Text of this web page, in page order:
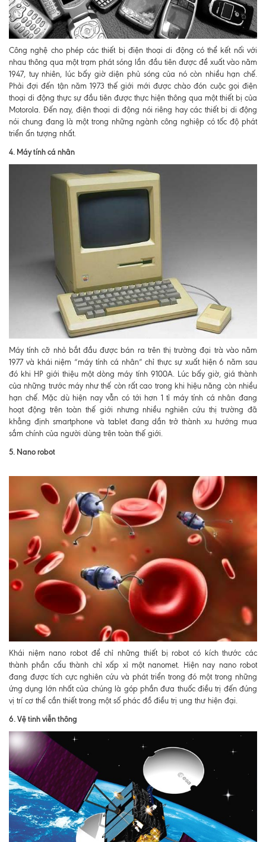
Công nghệ cho phép các thiết bị điện thoại di động có thể kết nối với
nhau thông qua một trạm phát sóng lần đầu tiên được đề xuất vào năm
1947, tuy nhiên, lúc bấy giờ diện phủ sóng của nó còn nhiều hạn chế.
Phải đợi đến tận năm 1973 thế giới mới được chào đón cuộc gọi điện
thoại di động thực sự đầu tiên được thực hiện thông qua một thiết bị của
Motorola. Đến nay, điện thoại di động nói riêng hay các thiết bị di động
nói chung đang là một trong những ngành công nghiệp có tốc độ phát
triển ấn tượng nhất.
4. Máy tính cá nhân
Máy tính cỡ nhỏ bắt đầu được bán ra trên thị trường đại trà vào năm
1977 và khái niệm “máy tính cá nhân” chỉ thực sự xuất hiện 6 năm sau
đó khi HP giới thiệu một dòng máy tính 9100A. Lúc bấy giờ, giá thành
của những trước máy như thế còn rất cao trong khi hiệu năng còn nhiều
hạn chế. Mặc dù hiện nay vẫn có tới hơn 1 tỉ máy tính cá nhân đang
hoạt động trên toàn thế giới nhưng nhiều nghiên cứu thị trường đã
khẳng định smartphone và tablet đang dần trở thành xu hướng mua
sắm chính của người dùng trên toàn thế giới.
5. Nano robot
Khái niệm nano robot để chỉ những thiết bị robot có kích thước các
thành phần cấu thành chỉ xấp xỉ một nanomet. Hiện nay nano robot
đang được tích cực nghiên cứu và phát triển trong đó một trong những
ứng dụng lớn nhất của chúng là góp phần đưa thuốc điều trị đến đúng
vị trí cơ thể cần thiết trong một số phác đồ điều trị ung thư hiện đại.
6. Vệ tinh viễn thông